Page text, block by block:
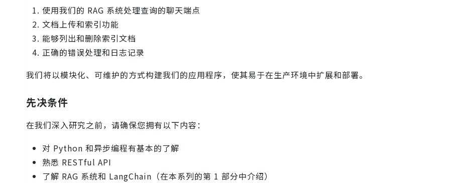
使用我们的 RAG 系统处理查询的聊天端点
文档上传和索引功能
能够列出和删除索引文档
正确的错误处理和日志记录
我们将以模块化、可维护的方式构建我们的应用程序，使其易于在生产环境中扩展和部署。
先决条件
在我们深入研究之前，请确保您拥有以下内容：
对 Python 和异步编程有基本的了解
熟悉 RESTful API
了解 RAG 系统和 LangChain（在本系列的第 1 部分中介绍）